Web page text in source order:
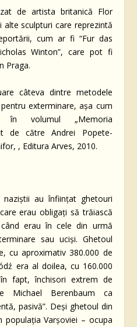
de artista britanică Flor
alte sculpturi care reprezintă
cum ar fi “Fur das
Winton”, care pot fi
Praga.
câteva dintre metodele
exterminare, așa cum
volumul „Memoria
de către Andrei Popete-
, Editura Arves, 2010.
naziștii au înființat ghetouri
erau obligați să trăiască
erau în cele din urmă
sau uciși. Ghetoul
cu aproximativ 380.000 de
era al doilea, cu 160.000
fapt, închisori extrem de
Michael Berenbaum ca
pasivă”. Deși ghetoul din
populația Varșoviei – ocupa